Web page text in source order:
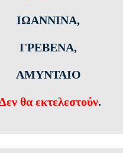
ΙΩΑΝΝΙΝΑ,
ΓΡΕΒΕΝΑ,
ΑΜΥΝΤΑΙΟ
θα εκτελεστούν.